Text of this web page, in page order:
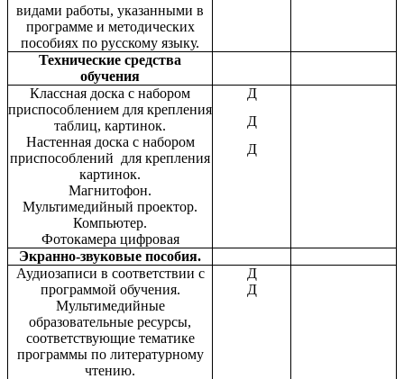
видами работы, указанными в
программе и методических
пособиях по русскому языку.
Технические средства
обучения
Классная доска с набором
приспособлением для крепления
таблиц, картинок.
Настенная доска с набором
приспособлений для крепления
картинок.
Магнитофон.
Мультимедийный проектор.
Компьютер.
Фотокамера цифровая
Д
Д
Д
Экранно-звуковые пособия.
Аудиозаписи в соответствии с
программой обучения.
Мультимедийные
образовательные ресурсы,
соответствующие тематике
программы по литературному
чтению.
Д
Д